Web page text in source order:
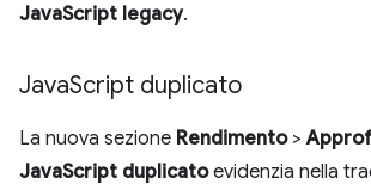
JavaScript legacy.
JavaScript duplicato
La nuova sezione Rendimento>
JavaScript duplicatoevidenzia nella